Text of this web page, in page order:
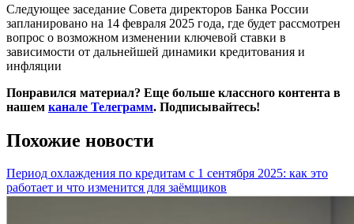
Следующее заседание Совета директоров Банка России
запланировано на 14 февраля 2025 года, где будет рассмотрен
вопрос о возможном изменении ключевой ставки в
зависимости от дальнейшей динамики кредитования и
инфляции
Понравился материал? Еще больше классного контента в
нашем канале Телеграмм. Подписывайтесь!
Похожие новости
Период охлаждения по кредитам с 1 сентября 2025: как это
работает и что изменится для заёмщиков